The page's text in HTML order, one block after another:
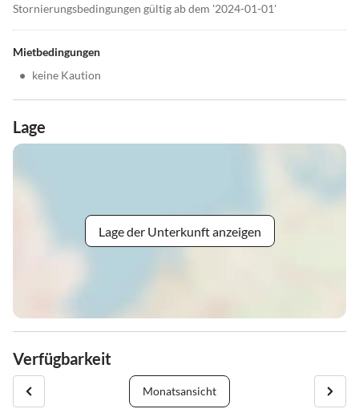
Stornierungsbedingungen gültig ab dem '2024-01-01'
Mietbedingungen
• keine Kaution
Lage
Lage der Unterkunft anzeigen
Verfügbarkeit
Monatsansicht